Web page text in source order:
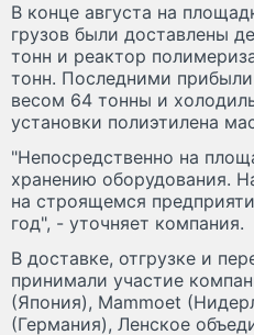
В конце августа на
грузов были доставлены
тонн и реактор
тонн. Последними
весом 64 тонны и
установки полиэтилена
"Непосредственно на
хранению оборудования.
на строящемся
год", - уточняет компания.
В доставке, отгрузке и
принимали участие
(Япония), Mammoet
(Германия), Ленское